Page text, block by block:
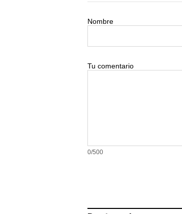
Nombre
Tu comentario
0/500